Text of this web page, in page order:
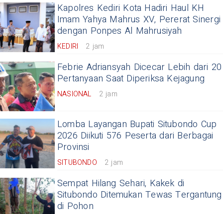
Kapolres Kediri Kota Hadiri Haul KH
Imam Yahya Mahrus XV, Pererat Sinergi
dengan Ponpes Al Mahrusiyah
KEDIRI 2 jam
Febrie Adriansyah Dicecar Lebih dari 20
Pertanyaan Saat Diperiksa Kejagung
NASIONAL 2 jam
Lomba Layangan Bupati Situbondo Cup
2026 Diikuti 576 Peserta dari Berbagai
Provinsi
SITUBONDO 2 jam
Sempat Hilang Sehari, Kakek di
Situbondo Ditemukan Tewas Tergantung
di Pohon